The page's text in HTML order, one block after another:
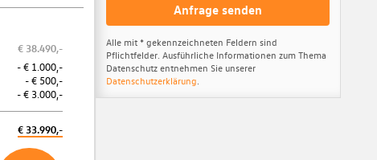
Porsche Bank Versicherungsbonus
Bei Abschluss einer KASKO-Versicherung über die Porsche Bank
€ 38.490,-
- € 1.000,-
- € 500,-
- € 3.000,-
€ 33.990,-
Anfrage senden
Alle mit * gekennzeichneten Feldern sind
Pflichtfelder. Ausführliche Informationen zum Thema
Datenschutz entnehmen Sie unserer
Datenschutzerklärung